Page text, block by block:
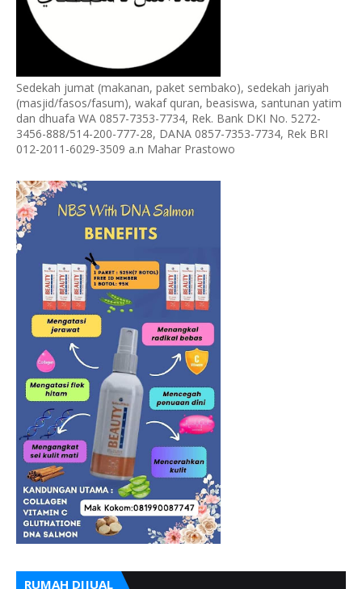
Sedekah jumat (makanan, paket sembako), sedekah jariyah
(masjid/fasos/fasum), wakaf quran, beasiswa, santunan yatim
dan dhuafa WA 0857-7353-7734, Rek. Bank DKI No. 5272-
3456-888/514-200-777-28, DANA 0857-7353-7734, Rek BRI
012-2011-6029-3509 a.n Mahar Prastowo
RUMAH DIJUAL